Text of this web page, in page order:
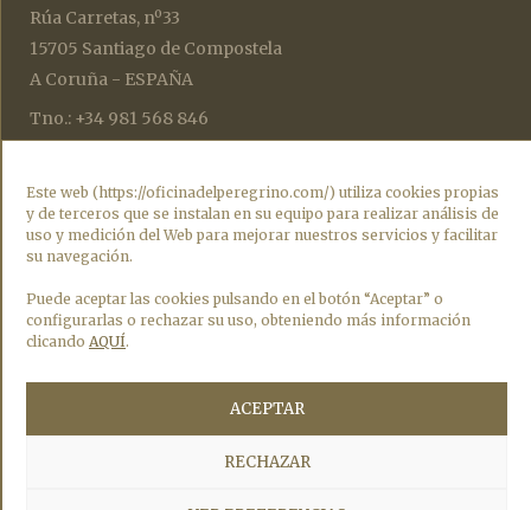
Este web (https://oficinadelperegrino.com/) utiliza cookies propias
y de terceros que se instalan en su equipo para realizar análisis de
uso y medición del Web para mejorar nuestros servicios y facilitar
su navegación.
Puede aceptar las cookies pulsando en el botón “Aceptar” o
configurarlas o rechazar su uso, obteniendo más información
clicando AQUÍ.
ACEPTAR
RECHAZAR
Rúa Carretas, nº33
15705 Santiago de Compostela
A Coruña - ESPAÑA
Tno.: +34 981 568 846
botafumeiro@catedraldesantiago.es
credencialesperegrinos@catedraldesantiago.es
Todos los días de 9:00 h a 19:00 h.
La Oficina de Acogida al Peregrino cierra los días 25 de
diciembre, Navidad, y el 1 de enero, Día de Año Nuevo.